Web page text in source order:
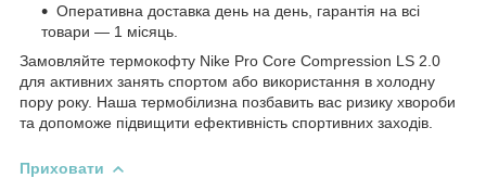
Оперативна доставка день на день, гарантія на всі
товари — 1 місяць.
Замовляйте термокофту Nike Pro Core Compression LS 2.0
для активних занять спортом або використання в холодну
пору року. Наша термобілизна позбавить вас ризику хвороби
та допоможе підвищити ефективність спортивних заходів.
Приховати